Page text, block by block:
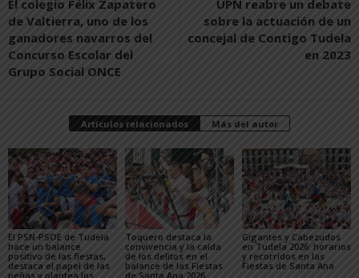
El colegio Félix Zapatero
de Valtierra, uno de los
ganadores navarros del
Concurso Escolar del
Grupo Social ONCE
UPN reabre un debate
sobre la actuación de un
concejal de Contigo Tudela
en 2023
Artículos relacionados Más del autor
El PSN-PSOE de Tudela
hace un balance
positivo de las fiestas,
destaca el papel de las
peñas y plantea los
Toquero destaca la
convivencia y la caída
de los delitos en el
balance de las Fiestas
de Santa Ana 2026
Gigantes y Cabezudos
en Tudela 2026: horarios
y recorridos en las
Fiestas de Santa Ana